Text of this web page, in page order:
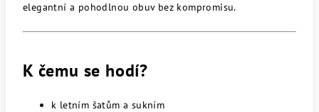
elegantní a pohodlnou obuv bez kompromisu.
K čemu se hodí?
k letním šatům a sukním